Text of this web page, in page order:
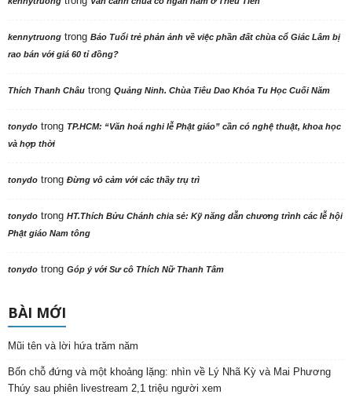
kennytruong trong Báo Tuổi trẻ phản ảnh về việc phần đất chùa cổ Giác Lâm bị
rao bán với giá 60 tỉ đồng?
Thích Thanh Châu trong Quảng Ninh. Chùa Tiêu Dao Khóa Tu Học Cuối Năm
tonydo trong TP.HCM: “Văn hoá nghi lễ Phật giáo” cần có nghệ thuật, khoa học
và hợp thời
tonydo trong Đừng vô cảm với các thầy trụ trì
tonydo trong HT.Thích Bửu Chánh chia sẻ: Kỹ năng dẫn chương trình các lễ hội
Phật giáo Nam tông
tonydo trong Góp ý với Sư cô Thích Nữ Thanh Tâm
BÀI MỚI
Mũi tên và lời hứa trăm năm
Bốn chỗ đứng và một khoảng lặng: nhìn về Lý Nhã Kỳ và Mai Phương
Thúy sau phiên livestream 2,1 triệu người xem